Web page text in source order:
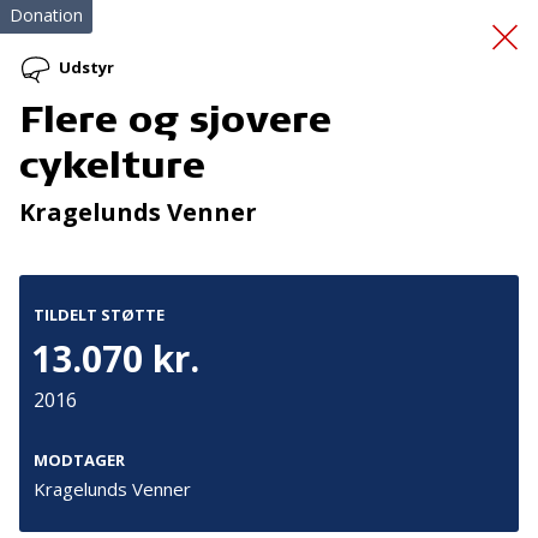
Fælles Fokus Giver
Fremgang 2
Donation
Udstyr
Flere og sjovere
cykelture
Kragelunds Venner
TILDELT STØTTE
13.070 kr.
2016
MODTAGER
Kragelunds Venner
Tilmeld nyhedsbrev
De seneste nyheder om TrygFondens og TryghedsGruppens
aktiviteter direkte i din indbakke.